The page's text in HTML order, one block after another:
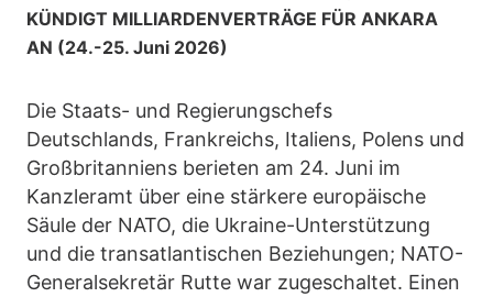
KÜNDIGT MILLIARDENVERTRÄGE FÜR ANKARA
AN (24.-25. Juni 2026)
Die Staats- und Regierungschefs
Deutschlands, Frankreichs, Italiens, Polens und
Großbritanniens berieten am 24. Juni im
Kanzleramt über eine stärkere europäische
Säule der NATO, die Ukraine-Unterstützung
und die transatlantischen Beziehungen; NATO-
Generalsekretär Rutte war zugeschaltet. Einen